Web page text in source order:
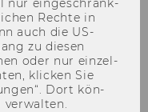
nur ein­ge­schränk­
Rech­te in
auch die US-​
zu die­sen
oder nur ein­zel­
kli­cken Sie
Dort kön­
ver­wal­ten.